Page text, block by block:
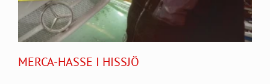
MERCA-HASSE I HISSJÖ